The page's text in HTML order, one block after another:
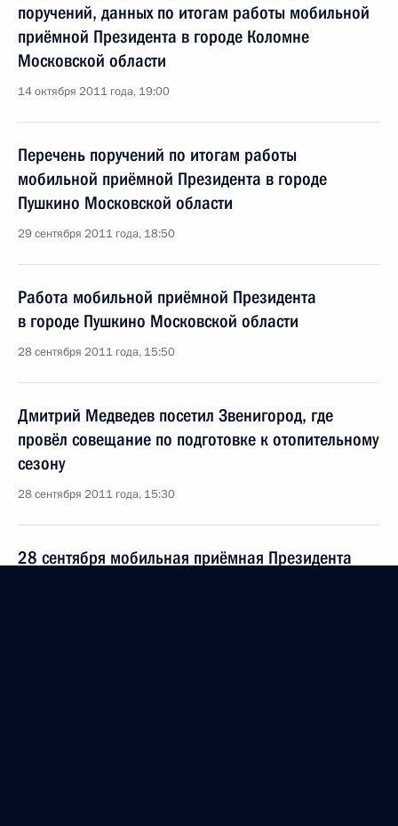
поручений, данных по итогам работы мобильной
приёмной Президента в городе Коломне
Московской области
14 октября 2011 года, 19:00
Перечень поручений по итогам работы
мобильной приёмной Президента в городе
Пушкино Московской области
29 сентября 2011 года, 18:50
Работа мобильной приёмной Президента
в городе Пушкино Московской области
28 сентября 2011 года, 15:50
Дмитрий Медведев посетил Звенигород, где
провёл совещание по подготовке к отопительному
сезону
28 сентября 2011 года, 15:30
28 сентября мобильная приёмная Президента